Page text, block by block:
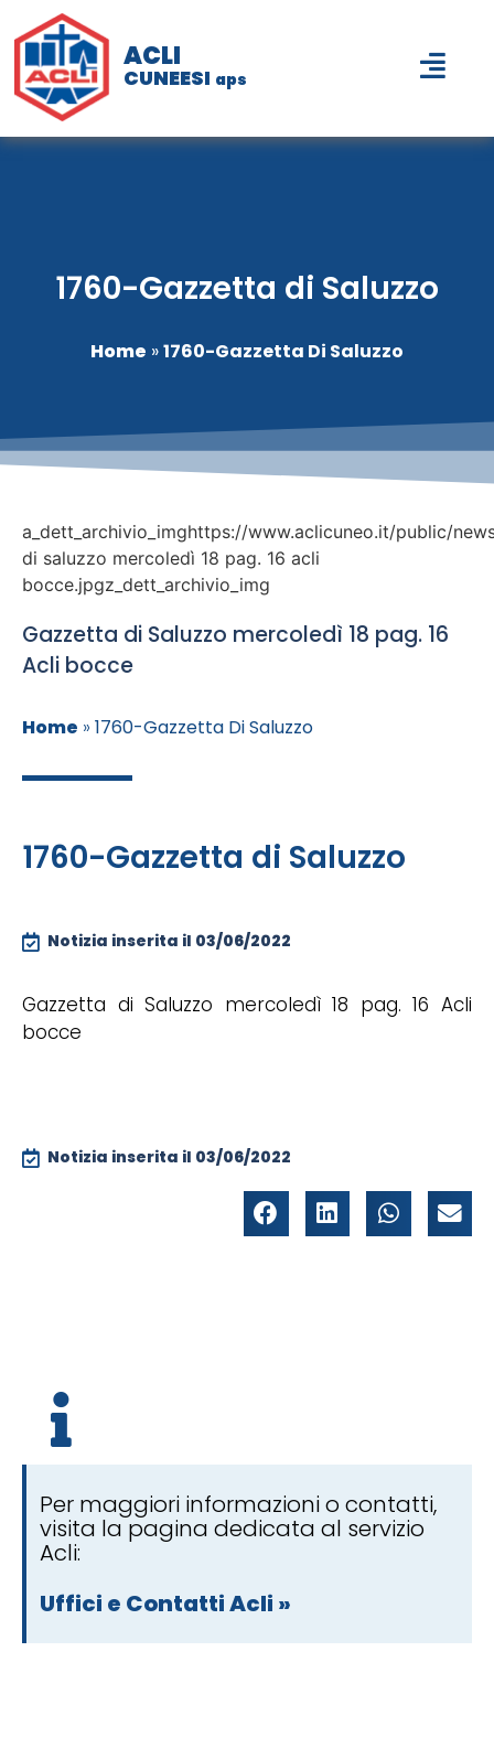
ACLI
CUNEESI aps
1760-Gazzetta di Saluzzo
Home »1760-Gazzetta Di Saluzzo
a_dett_archivio_imghttps://www.aclicuneo.it/public/
di saluzzo mercoledì 18 pag. 16 acli
bocce.jpgz_dett_archivio_img
Gazzetta di Saluzzo mercoledì 18 pag. 16
Acli bocce
Home » 1760-Gazzetta Di Saluzzo
1760-Gazzetta di Saluzzo
Notizia inserita il 03/06/2022
Gazzetta di Saluzzo mercoledì 18 pag. 16 Acli
bocce
Notizia inserita il 03/06/2022
Per maggiori informazioni o contatti,
visita la pagina dedicata al servizio
Acli:
Uffici e Contatti Acli »